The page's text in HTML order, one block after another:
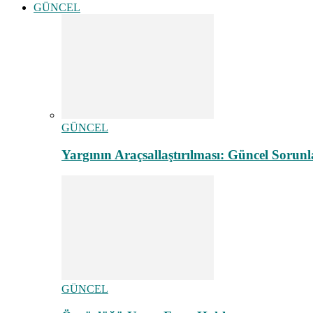
GÜNCEL
GÜNCEL
Yargının Araçsallaştırılması: Güncel
GÜNCEL